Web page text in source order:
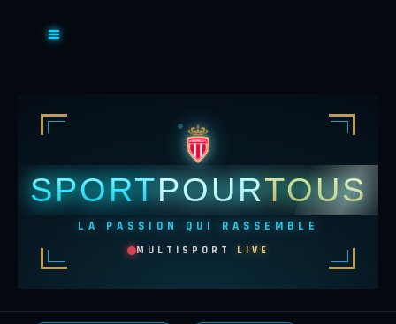
SPORTPOURTOUS
LA PASSION QUI RASSEMBLE
MULTISPORT LIVE